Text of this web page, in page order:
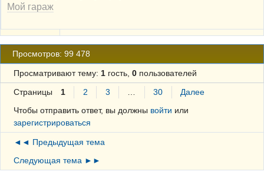
Мой гараж
Просмотров: 99 478
Просматривают тему: 1гость, 0пользователей
Страницы 1 2 3 … 30
Далее
Чтобы отправить ответ, вы должны войти или
зарегистрироваться
◄◄ Предыдущая тема
Следующая тема ►►